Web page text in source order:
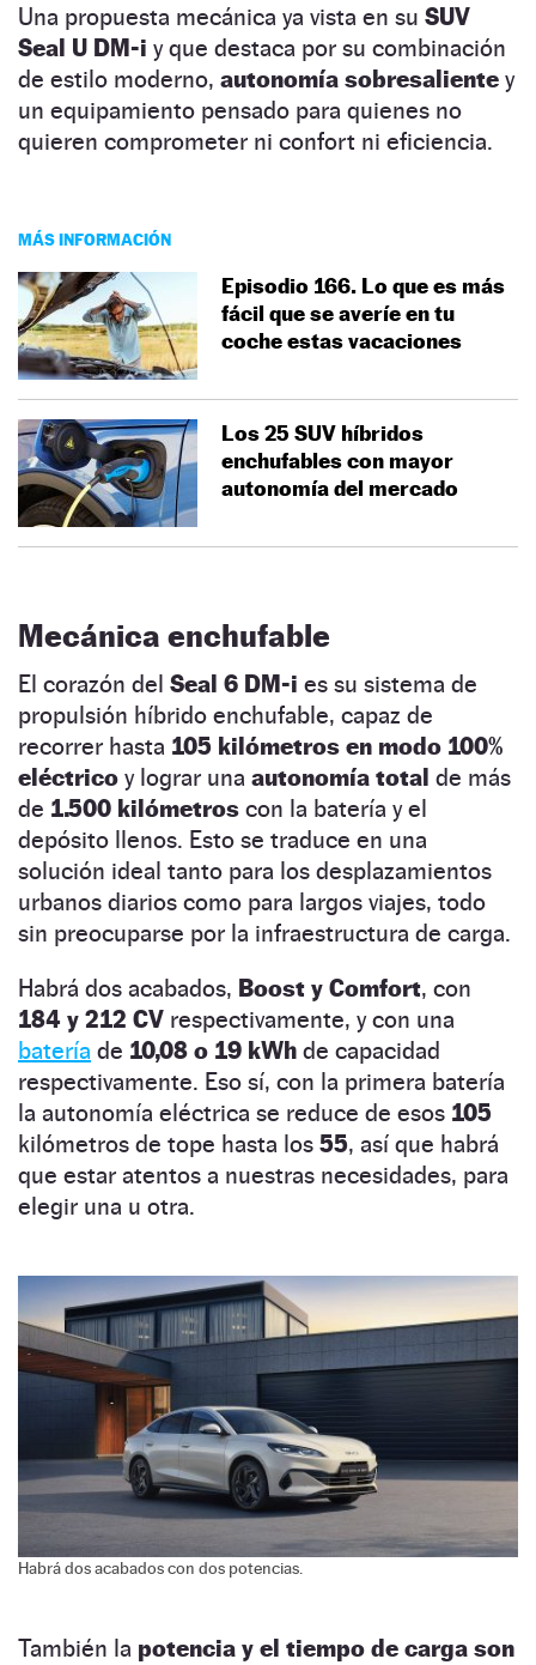
Una propuesta mecánica ya vista en su SUV
Seal U DM-i y que destaca por su combinación
de estilo moderno, autonomía sobresaliente y
un equipamiento pensado para quienes no
quieren comprometer ni confort ni eficiencia.
MÁS INFORMACIÓN
Episodio 166. Lo que es más
fácil que se averíe en tu
coche estas vacaciones
Los 25 SUV híbridos
enchufables con mayor
autonomía del mercado
Mecánica enchufable
El corazón del Seal 6 DM-i es su sistema de
propulsión híbrido enchufable, capaz de
recorrer hasta 105 kilómetros en modo 100%
eléctrico y lograr una autonomía total de más
de 1.500 kilómetros con la batería y el
depósito llenos. Esto se traduce en una
solución ideal tanto para los desplazamientos
urbanos diarios como para largos viajes, todo
sin preocuparse por la infraestructura de carga.
Habrá dos acabados, Boost y Comfort, con
184 y 212 CV respectivamente, y con una
batería de 10,08 o 19 kWh de capacidad
respectivamente. Eso sí, con la primera batería
la autonomía eléctrica se reduce de esos 105
kilómetros de tope hasta los 55, así que habrá
que estar atentos a nuestras necesidades, para
elegir una u otra.
Habrá dos acabados con dos potencias.
También la potencia y el tiempo de carga son